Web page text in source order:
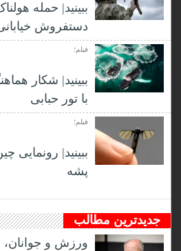
ببینید| حمله هولناک
دستفروش خیابانی
فیلم؛
ببینید| شکار
با تور حبابی
فیلم؛
ببینید| رونمایی چین
پشه
جدیدترین مطالب
ورزش و جوانان،